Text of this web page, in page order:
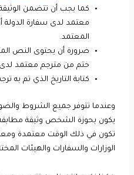
كما يجب أن تتضمن
معتمد لدى سفارة الدولة
المعتمد.
ضرورة أن يحتوى النص
ختم من مترجم معتمد لدى
كتابة التاريخ الذي تم به
وعندما تتوفر جميع الشروط
يكون بحوزة الشخص وثيقة مطابقة
تكون في ذلك الوقت معتمدة
الوزارات والسفارات والهيئات